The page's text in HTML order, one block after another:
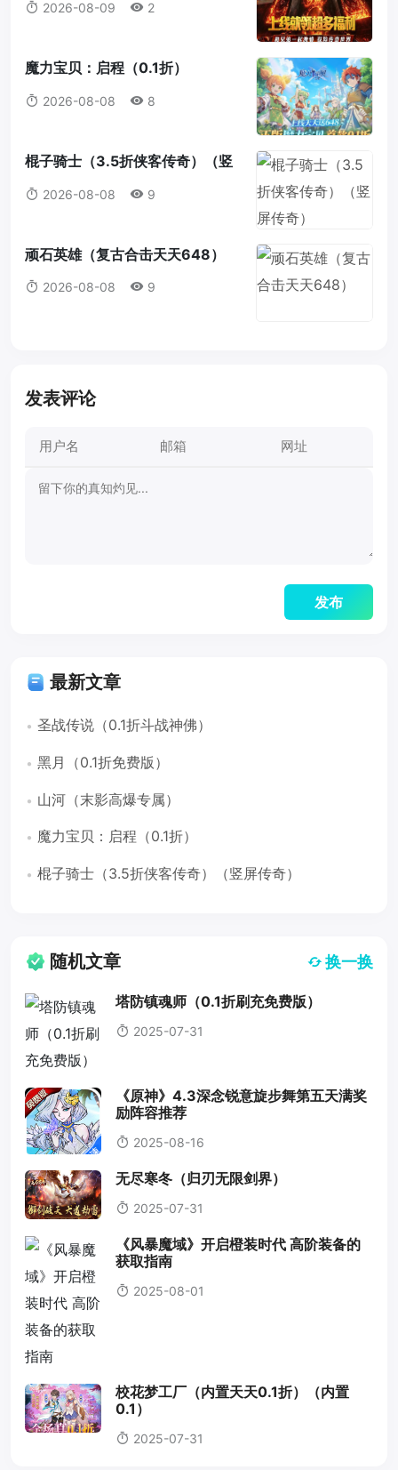
2026-08-09 2
魔力宝贝：启程（0.1折）
2026-08-08 8
棍子骑士（3.5折侠客传奇）（竖
屏传奇）
2026-08-08 9
顽石英雄（复古合击天天648）
2026-08-08 9
发表评论
最新文章
圣战传说（0.1折斗战神佛）
黑月（0.1折免费版）
山河（末影高爆专属）
魔力宝贝：启程（0.1折）
棍子骑士（3.5折侠客传奇）（竖屏传奇）
随机文章 换一换
塔防镇魂师（0.1折刷充免费版）
2025-07-31
《原神》4.3深念锐意旋步舞第五天满奖
励阵容推荐
2025-08-16
无尽寒冬（归刃无限剑界）
2025-07-31
《风暴魔域》开启橙装时代 高阶装备的
获取指南
2025-08-01
校花梦工厂（内置天天0.1折）（内置
0.1）
2025-07-31